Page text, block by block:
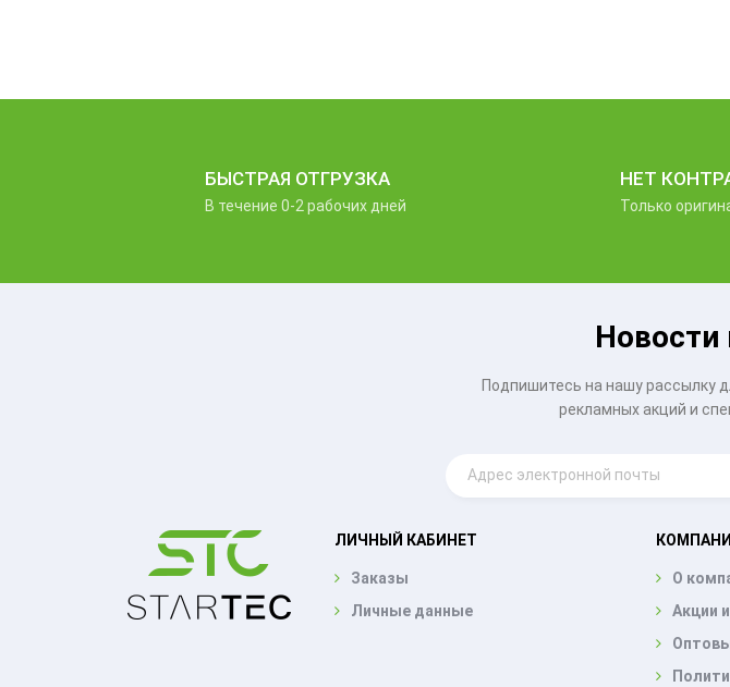
БЫСТРАЯ ОТГРУЗКА
В течение 0-2 рабочих дней
НЕТ
Только
Новости
Подпишитесь на нашу рассылку
рекламных акций и
ЛИЧНЫЙ КАБИНЕТ
Заказы
Личные данные
О
Акции